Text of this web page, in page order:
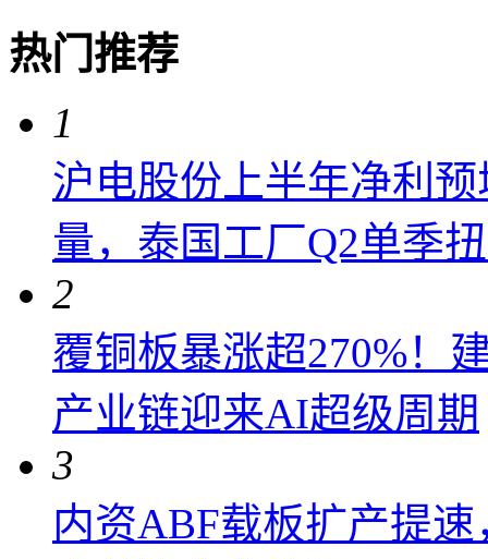
热门推荐
1
沪电股份上半年净利
量，泰国工厂Q2单季
2
覆铜板暴涨超270%！
产业链迎来AI超级周期
3
内资ABF载板扩产提